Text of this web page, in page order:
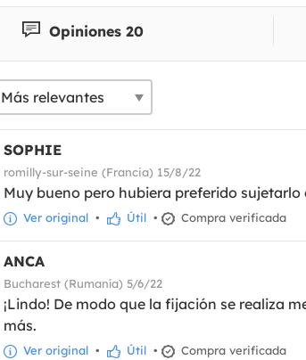
Opiniones 20
SOPHIE
romilly-sur-seine (Francia) 15/8/22
Muy bueno pero hubiera preferido sujetarlo
Ver original • Útil • Compra verificada
ANCA
Bucharest (Rumanía) 5/6/22
¡Lindo! De modo que la fijación se realiza
más.
Ver original • Útil • Compra verificada